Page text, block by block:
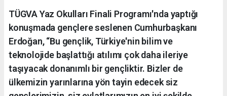
TÜGVA Yaz Okulları Finali Programı'nda yaptığı
konuşmada gençlere seslenen Cumhurbaşkanı
Erdoğan, “Bu gençlik, Türkiye'nin bilim ve
teknolojide başlattığı atılımı çok daha ileriye
taşıyacak donanımlı bir gençliktir. Bizler de
ülkemizin yarınlarına yön tayin edecek siz